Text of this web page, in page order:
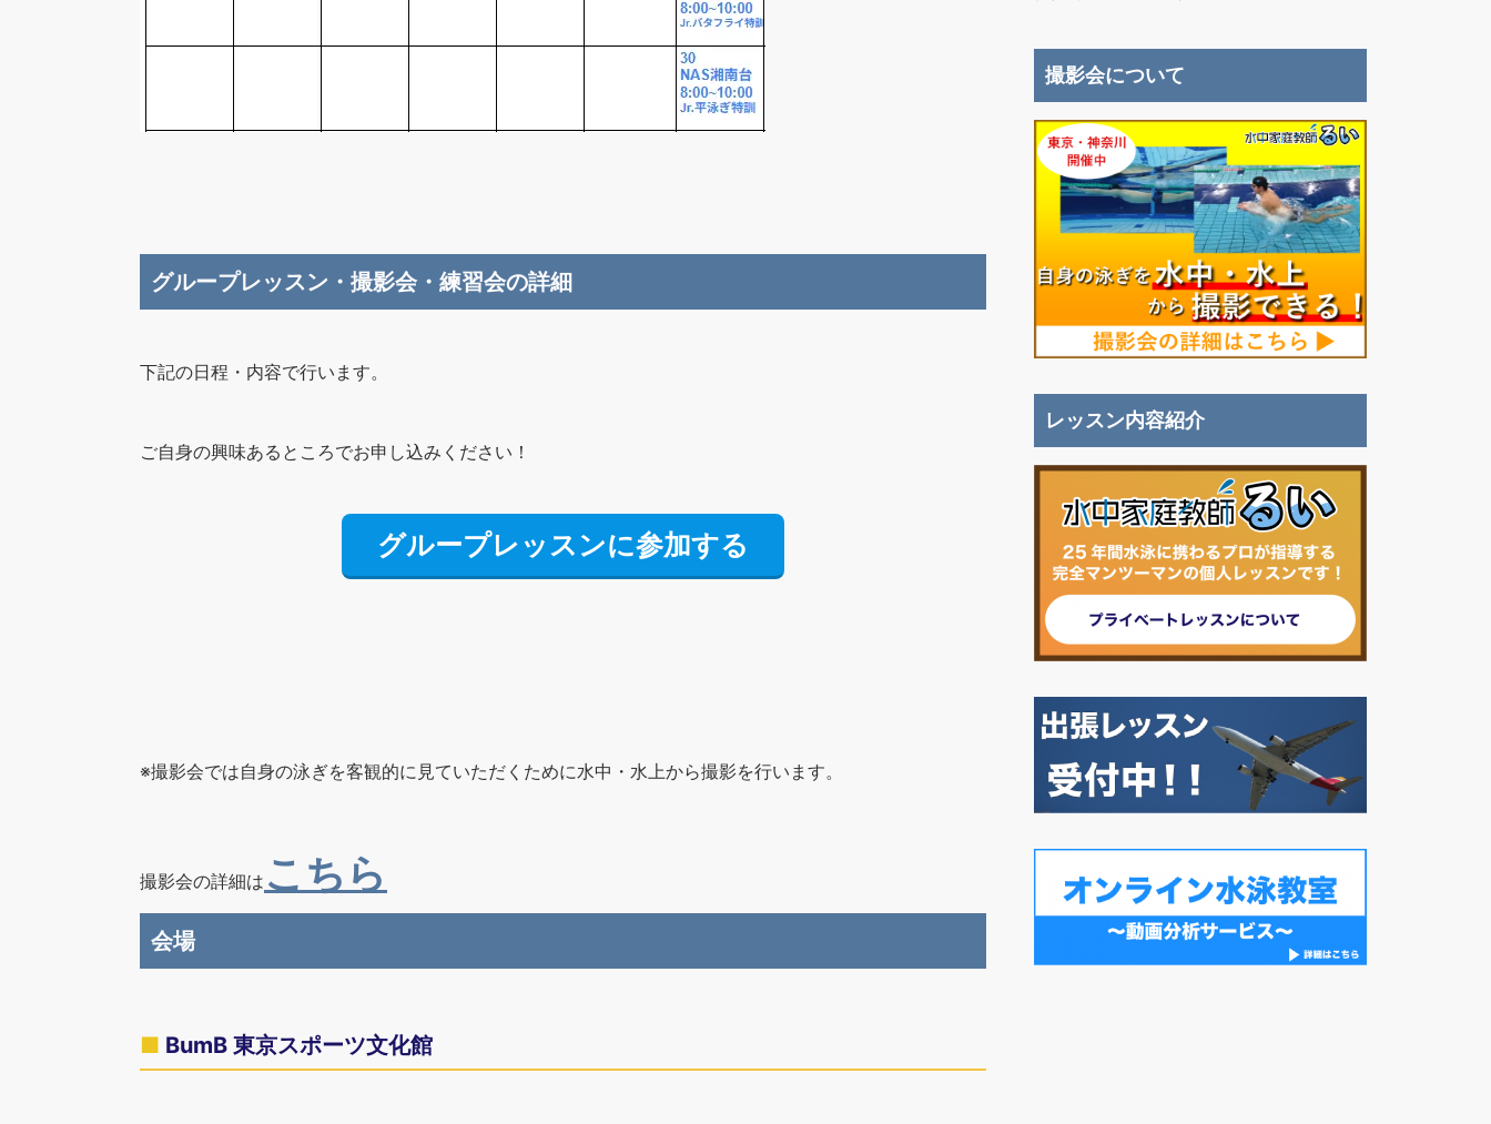
グループレッスン・撮影会・練習会の詳細
下記の日程・内容で行います。
ご自身の興味あるところでお申し込みください！
グループレッスンに参加する
※撮影会では自身の泳ぎを客観的に見ていただくために水中・水上から撮影を行います。
撮影会の詳細は こちら
会場
BumB 東京スポーツ文化館
撮影会について
レッスン内容紹介